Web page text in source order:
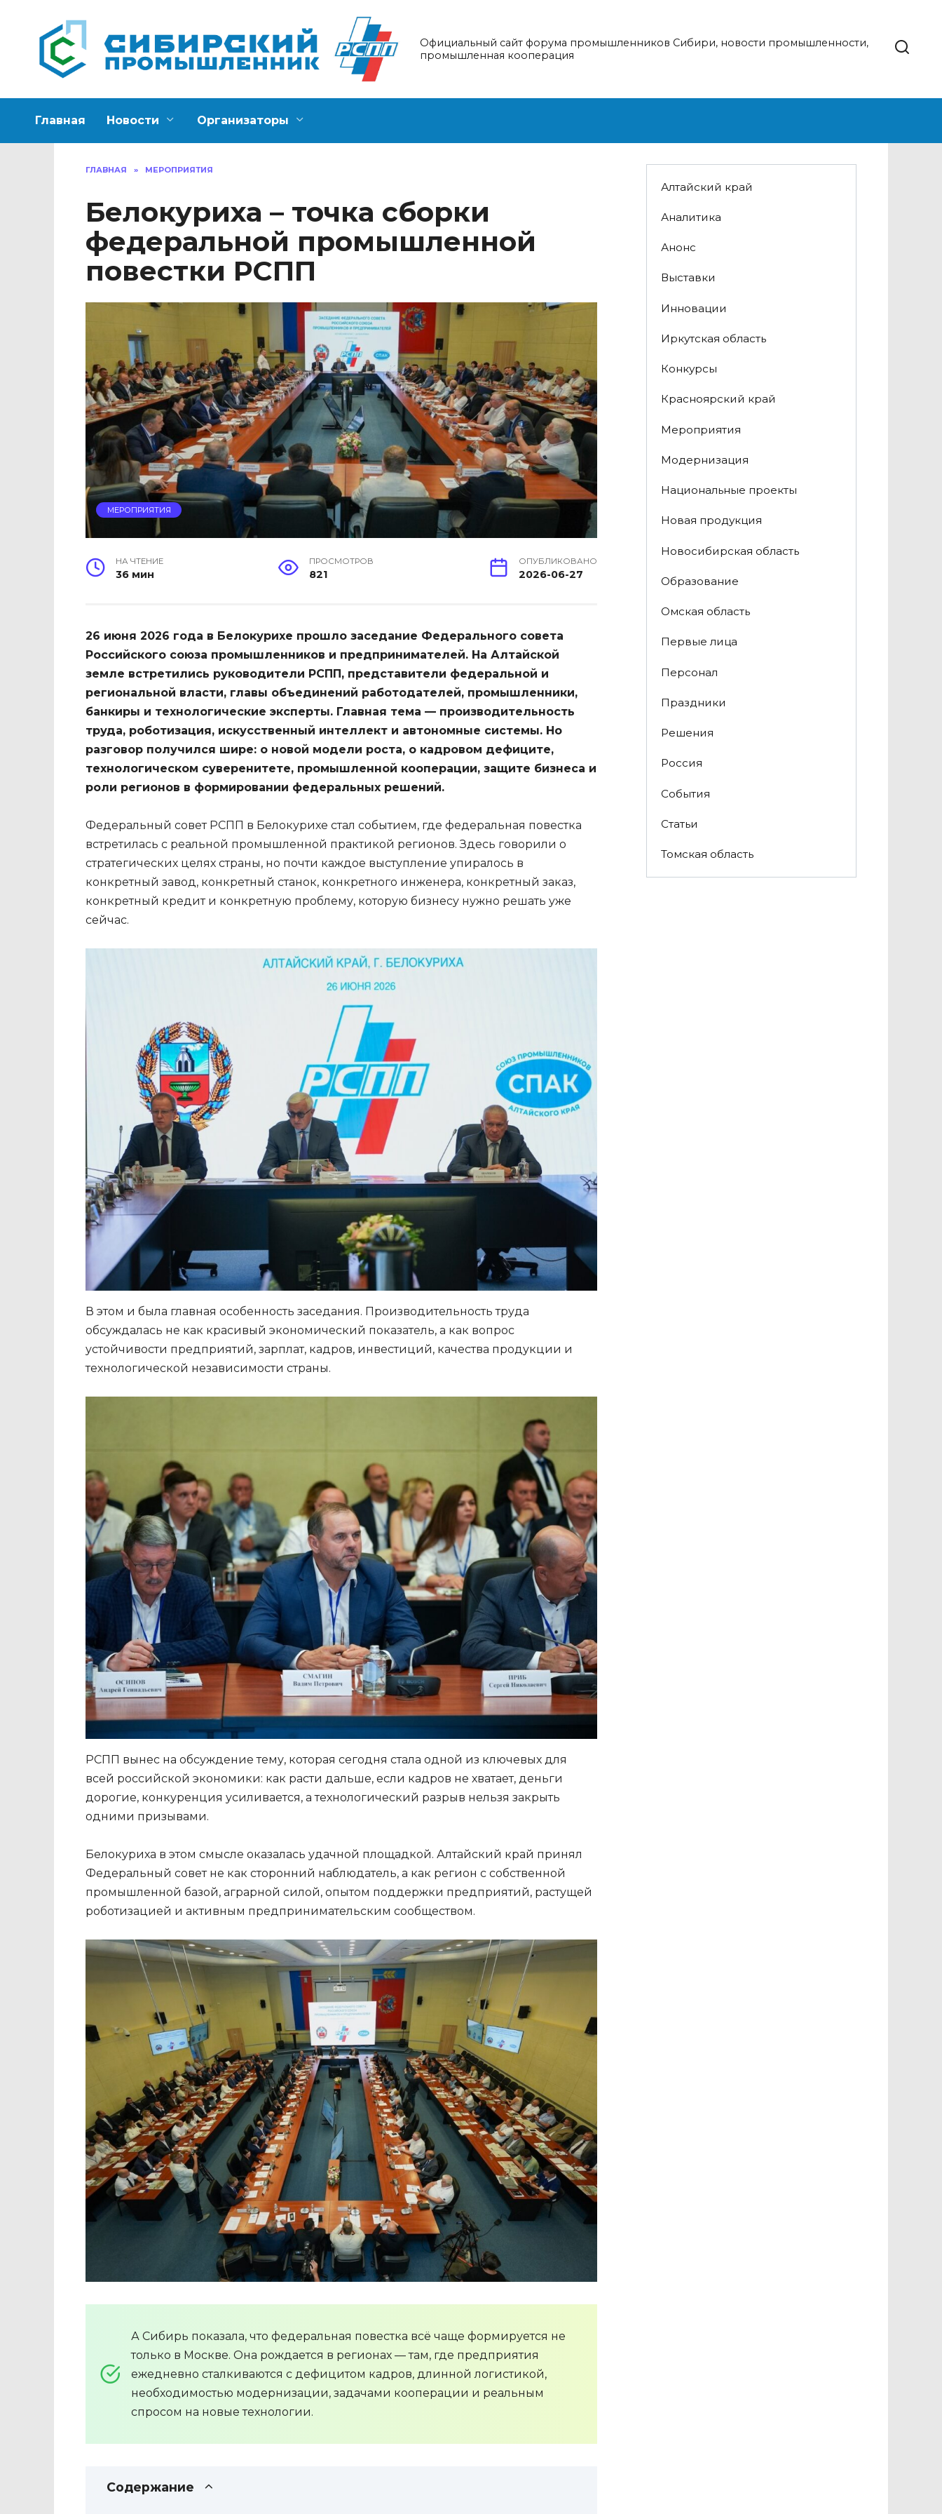
содержанию
Официальный сайт форума промышленников Сибири, новости промышленности,
промышленная кооперация
Главная Новости Организаторы
ГЛАВНАЯ » МЕРОПРИЯТИЯ
Белокуриха – точка сборки
федеральной промышленной
повестки РСПП
МЕРОПРИЯТИЯ
НА ЧТЕНИЕ
36 мин
ПРОСМОТРОВ
821
ОПУБЛИКОВАНО
2026-06-27
26 июня 2026 года в Белокурихе прошло заседание Федерального совета
Российского союза промышленников и предпринимателей. На Алтайской
земле встретились руководители РСПП, представители федеральной и
региональной власти, главы объединений работодателей, промышленники,
банкиры и технологические эксперты. Главная тема — производительность
труда, роботизация, искусственный интеллект и автономные системы. Но
разговор получился шире: о новой модели роста, о кадровом дефиците,
технологическом суверенитете, промышленной кооперации, защите бизнеса и
роли регионов в формировании федеральных решений.
Федеральный совет РСПП в Белокурихе стал событием, где федеральная повестка
встретилась с реальной промышленной практикой регионов. Здесь говорили о
стратегических целях страны, но почти каждое выступление упиралось в
конкретный завод, конкретный станок, конкретного инженера, конкретный заказ,
конкретный кредит и конкретную проблему, которую бизнесу нужно решать уже
сейчас.
В этом и была главная особенность заседания. Производительность труда
обсуждалась не как красивый экономический показатель, а как вопрос
устойчивости предприятий, зарплат, кадров, инвестиций, качества продукции и
технологической независимости страны.
РСПП вынес на обсуждение тему, которая сегодня стала одной из ключевых для
всей российской экономики: как расти дальше, если кадров не хватает, деньги
дорогие, конкуренция усиливается, а технологический разрыв нельзя закрыть
одними призывами.
Белокуриха в этом смысле оказалась удачной площадкой. Алтайский край принял
Федеральный совет не как сторонний наблюдатель, а как регион с собственной
промышленной базой, аграрной силой, опытом поддержки предприятий, растущей
роботизацией и активным предпринимательским сообществом.
А Сибирь показала, что федеральная повестка всё чаще формируется не
только в Москве. Она рождается в регионах — там, где предприятия
ежедневно сталкиваются с дефицитом кадров, длинной логистикой,
необходимостью модернизации, задачами кооперации и реальным
спросом на новые технологии.
Содержание
Алтайский край
Аналитика
Анонс
Выставки
Инновации
Иркутская область
Конкурсы
Красноярский край
Мероприятия
Модернизация
Национальные проекты
Новая продукция
Новосибирская область
Образование
Омская область
Первые лица
Персонал
Праздники
Решения
Россия
События
Статьи
Томская область